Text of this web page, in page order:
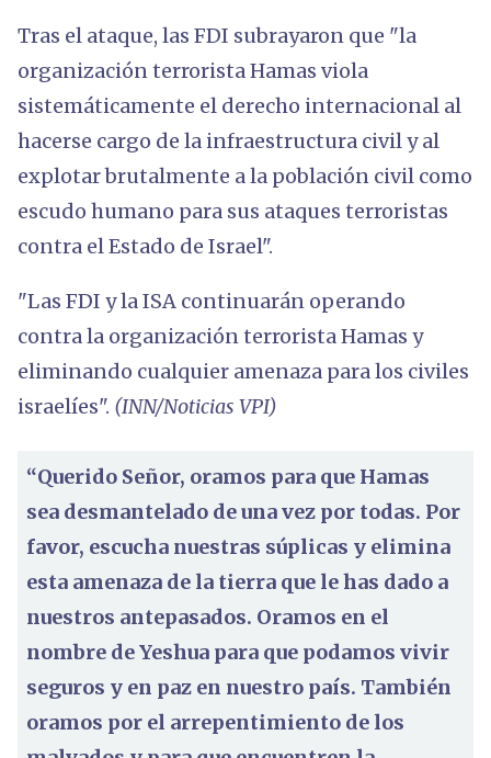
Tras el ataque, las FDI subrayaron que "la
organización terrorista Hamas viola
sistemáticamente el derecho internacional al
hacerse cargo de la infraestructura civil y al
explotar brutalmente a la población civil como
escudo humano para sus ataques terroristas
contra el Estado de Israel".
"Las FDI y la ISA continuarán operando
contra la organización terrorista Hamas y
eliminando cualquier amenaza para los civiles
israelíes". (INN/Noticias VPI)
“Querido Señor, oramos para que Hamas
sea desmantelado de una vez por todas. Por
favor, escucha nuestras súplicas y elimina
esta amenaza de la tierra que le has dado a
nuestros antepasados. Oramos en el
nombre de Yeshua para que podamos vivir
seguros y en paz en nuestro país. También
oramos por el arrepentimiento de los